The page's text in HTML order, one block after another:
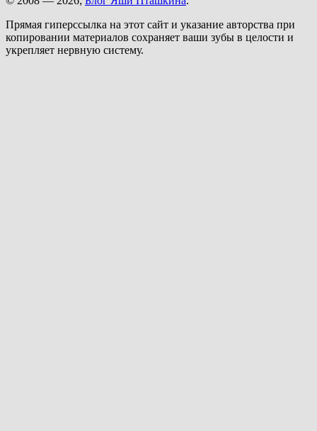
Прямая гиперссылка на этот сайт и указание авторства при
копировании материалов сохраняет ваши зубы в целости и
укрепляет нервную систему.